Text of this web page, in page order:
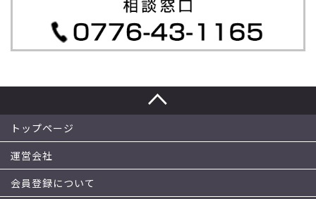
トップページ
運営会社
会員登録について